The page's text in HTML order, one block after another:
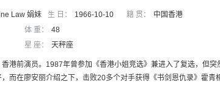
Law 娟妹 生 日： 1966-10-10 籍 贯：
中国香港
体 重：
48
星 座： 天秤座
香港前演员。1987年曾参加《香港小姐竞选》兼进入了复选，但
，而在廖安丽介绍之下，击败20多个对手获得《书剑恩仇录》霍青